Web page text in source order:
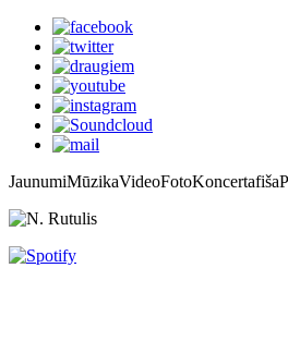
JaunumiMūzikaVideoFotoKoncertafiša